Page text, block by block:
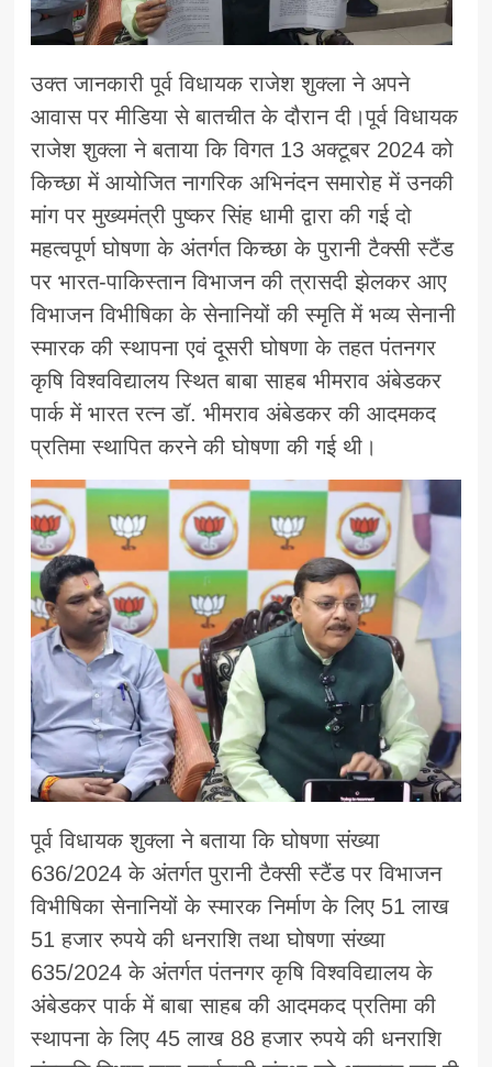
उक्त जानकारी पूर्व विधायक राजेश शुक्ला ने अपने
आवास पर मीडिया से बातचीत के दौरान दी।पूर्व विधायक
राजेश शुक्ला ने बताया कि विगत 13 अक्टूबर 2024 को
किच्छा में आयोजित नागरिक अभिनंदन समारोह में उनकी
मांग पर मुख्यमंत्री पुष्कर सिंह धामी द्वारा की गई दो
महत्वपूर्ण घोषणा के अंतर्गत किच्छा के पुरानी टैक्सी स्टैंड
पर भारत-पाकिस्तान विभाजन की त्रासदी झेलकर आए
विभाजन विभीषिका के सेनानियों की स्मृति में भव्य सेनानी
स्मारक की स्थापना एवं दूसरी घोषणा के तहत पंतनगर
कृषि विश्वविद्यालय स्थित बाबा साहब भीमराव अंबेडकर
पार्क में भारत रत्न डॉ. भीमराव अंबेडकर की आदमकद
प्रतिमा स्थापित करने की घोषणा की गई थी।
पूर्व विधायक शुक्ला ने बताया कि घोषणा संख्या
636/2024 के अंतर्गत पुरानी टैक्सी स्टैंड पर विभाजन
विभीषिका सेनानियों के स्मारक निर्माण के लिए 51 लाख
51 हजार रुपये की धनराशि तथा घोषणा संख्या
635/2024 के अंतर्गत पंतनगर कृषि विश्वविद्यालय के
अंबेडकर पार्क में बाबा साहब की आदमकद प्रतिमा की
स्थापना के लिए 45 लाख 88 हजार रुपये की धनराशि